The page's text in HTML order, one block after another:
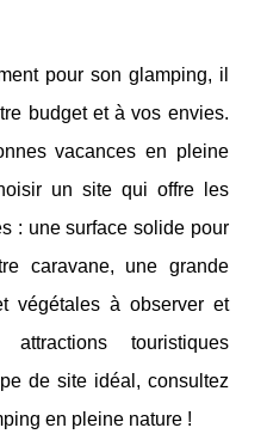
pour son glamping, il
budget et à vos envies.
vacances en pleine
un site qui offre les
: une surface solide pour
caravane, une grande
végétales à observer et
touristiques
de site idéal, consultez
en pleine nature !